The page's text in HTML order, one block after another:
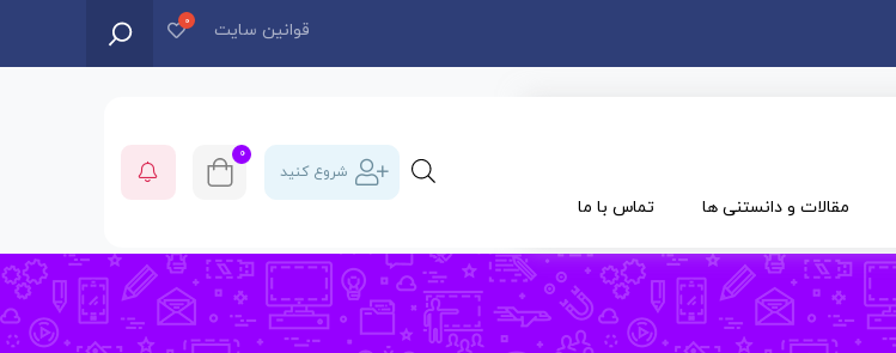
قوانین سایت
مقالات و دانستنی ها تماس با ما
شروع کنید
0